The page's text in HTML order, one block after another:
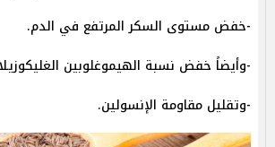
-خفض مستوى السكر المرتفع في الدم.
-وأيضاً خفض نسبة الهيموغلوبين
-وتقليل مقاومة الإنسولين.